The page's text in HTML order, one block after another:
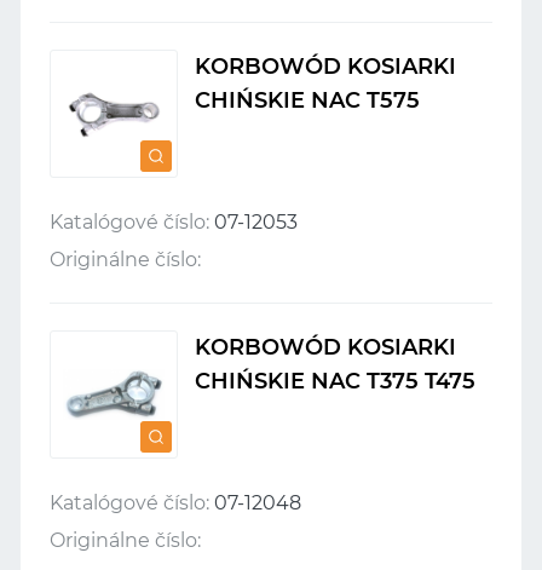
KORBOWÓD KOSIARKI
CHIŃSKIE NAC T575
Katalógové číslo: 07-12053
Originálne číslo:
KORBOWÓD KOSIARKI
CHIŃSKIE NAC T375 T475
Katalógové číslo: 07-12048
Originálne číslo: